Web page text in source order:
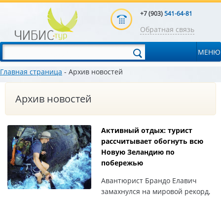
+7 (903)541-64-81
Обратная связь
МЕНЮ
Главная страница - Архив новостей
Архив новостей
Активный отдых: турист
рассчитывает обогнуть всю
Новую Зеландию по
побережью
Авантюрист Брандо Елавич
замахнулся на мировой рекорд,